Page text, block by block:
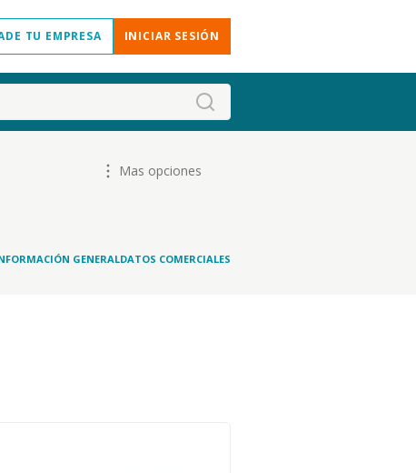
TU EMPRESA INICIAR SESIÓN
Mas opciones
GENERALDATOS COMERCIALES